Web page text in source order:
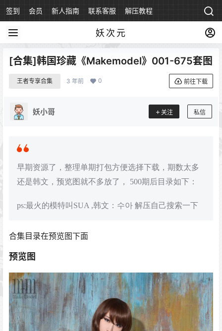
签到 会员 新人指南 联系客服 解压教程
妖次元
[合集]韩国珍藏《Makemodel》001-675套图
王者专享合集 3 年前 0 前往下载
妖小哥 关注 私信
早期资源了，整理单期打包方便选择下载，期数太多
还是韩文，预览图就不多放了， 500期后目录如下：
ps:最火的模特叫SUA ,韩文：수아 解压自己搜索一下
合集目录在预览图下面
预览图